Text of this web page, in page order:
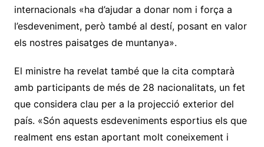
internacionals «ha d’ajudar a donar nom i força a
l’esdeveniment, però també al destí, posant en valor
els nostres paisatges de muntanya».
El ministre ha revelat també que la cita comptarà
amb participants de més de 28 nacionalitats, un fet
que considera clau per a la projecció exterior del
país. «Són aquests esdeveniments esportius els que
realment ens estan aportant molt coneixement i